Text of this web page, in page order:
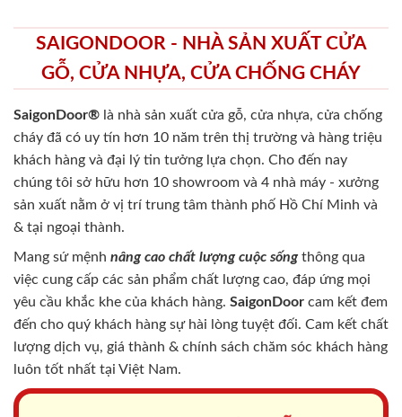
SAIGONDOOR - NHÀ SẢN XUẤT CỬA
GỖ, CỬA NHỰA, CỬA CHỐNG CHÁY
SaigonDoor® là nhà sản xuất cửa gỗ, cửa nhựa, cửa chống
cháy đã có uy tín hơn 10 năm trên thị trường và hàng triệu
khách hàng và đại lý tin tưởng lựa chọn. Cho đến nay
chúng tôi sở hữu hơn 10 showroom và 4 nhà máy - xưởng
sản xuất nằm ở vị trí trung tâm thành phố Hồ Chí Minh và
& tại ngoại thành.
Mang sứ mệnh nâng cao chất lượng cuộc sốngthông qua
việc cung cấp các sản phẩm chất lượng cao, đáp ứng mọi
yêu cầu khắc khe của khách hàng. SaigonDoor cam kết đem
đến cho quý khách hàng sự hài lòng tuyệt đối. Cam kết chất
lượng dịch vụ, giá thành & chính sách chăm sóc khách hàng
luôn tốt nhất tại Việt Nam.